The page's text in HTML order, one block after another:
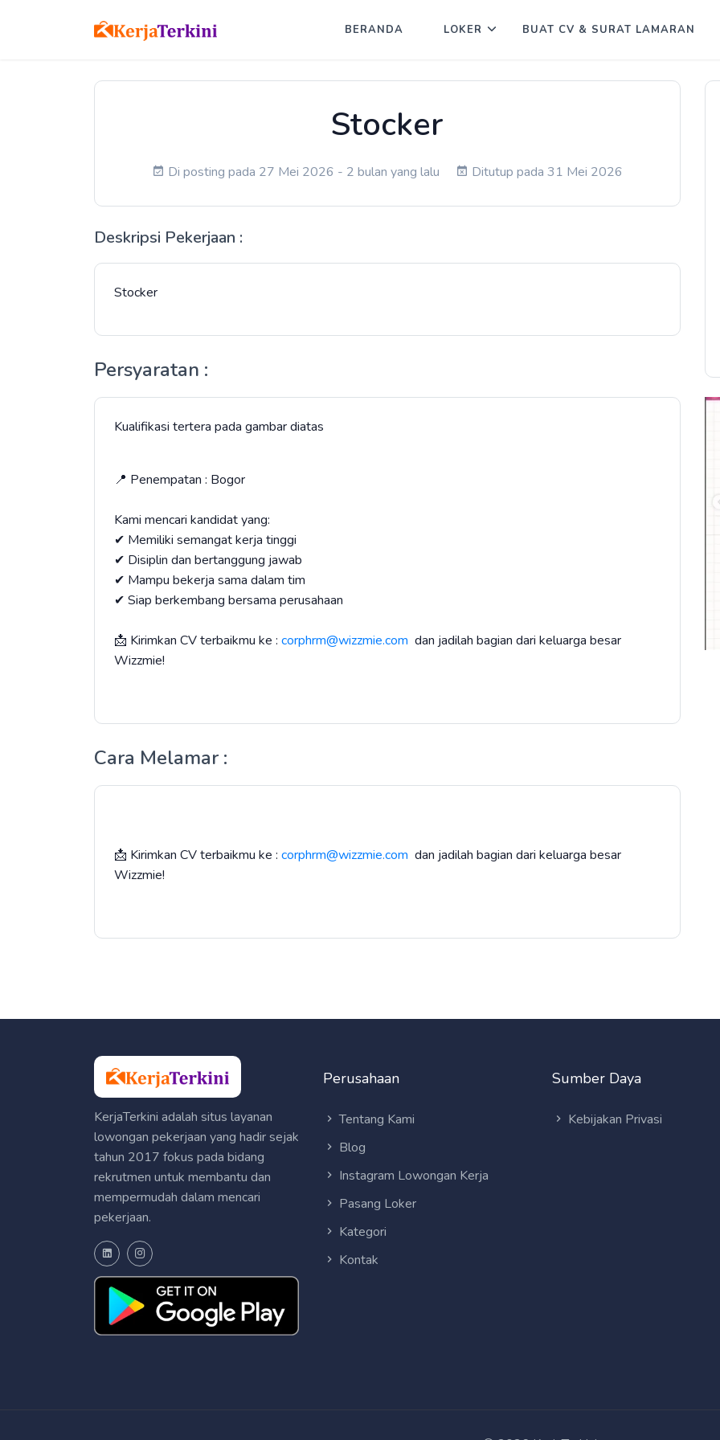
BERANDA LOKER BUAT CV & SURAT LAMARAN
Stocker
Di posting pada 27 Mei 2026 - 2 bulan yang lalu Ditutup pada 31 Mei 2026
Deskripsi Pekerjaan :
Stocker
Persyaratan :
Kualifikasi tertera pada gambar diatas
📍 Penempatan : Bogor
Kami mencari kandidat yang:
✔ Memiliki semangat kerja tinggi
✔ Disiplin dan bertanggung jawab
✔ Mampu bekerja sama dalam tim
✔ Siap berkembang bersama perusahaan
📩 Kirimkan CV terbaikmu ke : corphrm@wizzmie.com dan jadilah bagian dari keluarga besar
Wizzmie!
Cara Melamar :
📩 Kirimkan CV terbaikmu ke : corphrm@wizzmie.com dan jadilah bagian dari keluarga besar
Wizzmie!
KerjaTerkini adalah situs layanan
lowongan pekerjaan yang hadir sejak
tahun 2017 fokus pada bidang
rekrutmen untuk membantu dan
mempermudah dalam mencari
pekerjaan.
Perusahaan
Tentang Kami
Blog
Instagram Lowongan Kerja
Pasang Loker
Kategori
Kontak
Sumber Daya
Kebijakan Privasi